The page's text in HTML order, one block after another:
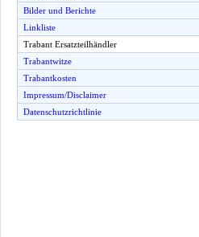
Bilder und Berichte
Linkliste
Trabant Ersatzteilhändler
Trabantwitze
Trabantkosten
Impressum/Disclaimer
Datenschutzrichtlinie